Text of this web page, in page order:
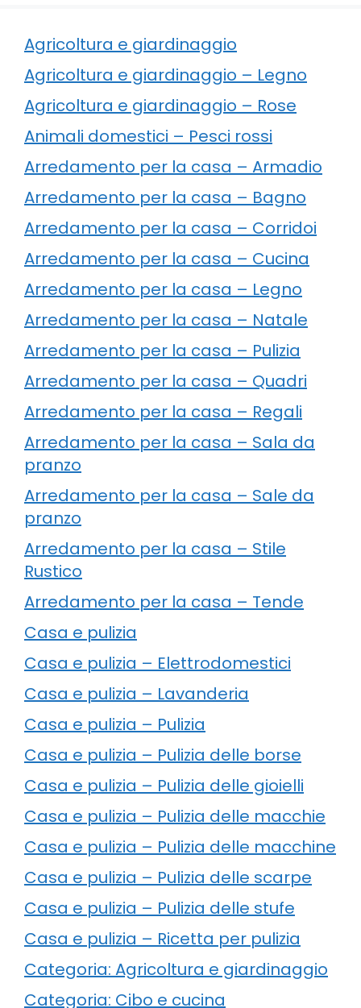
Agricoltura e giardinaggio
Agricoltura e giardinaggio – Legno
Agricoltura e giardinaggio – Rose
Animali domestici – Pesci rossi
Arredamento per la casa – Armadio
Arredamento per la casa – Bagno
Arredamento per la casa – Corridoi
Arredamento per la casa – Cucina
Arredamento per la casa – Legno
Arredamento per la casa – Natale
Arredamento per la casa – Pulizia
Arredamento per la casa – Quadri
Arredamento per la casa – Regali
Arredamento per la casa – Sala da
pranzo
Arredamento per la casa – Sale da
pranzo
Arredamento per la casa – Stile
Rustico
Arredamento per la casa – Tende
Casa e pulizia
Casa e pulizia – Elettrodomestici
Casa e pulizia – Lavanderia
Casa e pulizia – Pulizia
Casa e pulizia – Pulizia delle borse
Casa e pulizia – Pulizia delle gioielli
Casa e pulizia – Pulizia delle macchie
Casa e pulizia – Pulizia delle macchine
Casa e pulizia – Pulizia delle scarpe
Casa e pulizia – Pulizia delle stufe
Casa e pulizia – Ricetta per pulizia
Categoria: Agricoltura e giardinaggio
Categoria: Cibo e cucina